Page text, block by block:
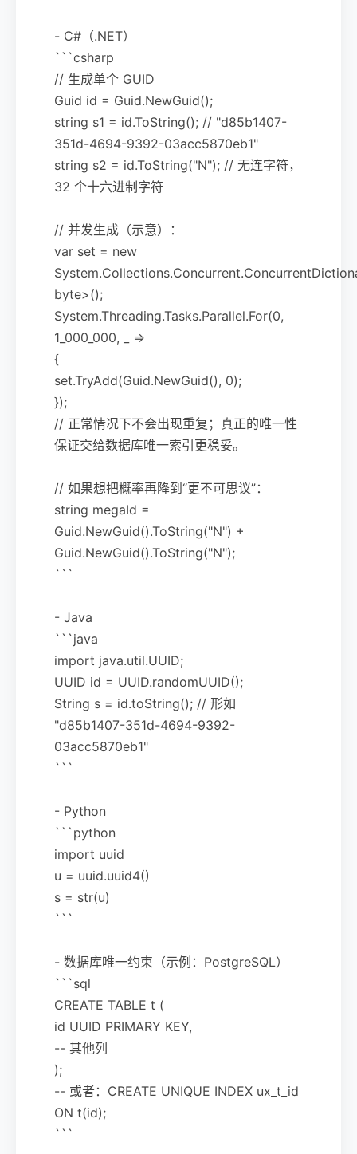
- C#（.NET）
```csharp
// 生成单个 GUID
Guid id = Guid.NewGuid();
string s1 = id.ToString(); // "d85b1407-
351d-4694-9392-03acc5870eb1"
string s2 = id.ToString("N"); // 无连字符，
32 个十六进制字符
// 并发生成（示意）：
var set = new
byte>();
System.Threading.Tasks.Parallel.For(0,
1_000_000, _ =>
{
set.TryAdd(Guid.NewGuid(), 0);
});
// 正常情况下不会出现重复；真正的唯一性
保证交给数据库唯一索引更稳妥。
// 如果想把概率再降到“更不可思议”：
string megaId =
Guid.NewGuid().ToString("N") +
Guid.NewGuid().ToString("N");
```
- Java
```java
import java.util.UUID;
UUID id = UUID.randomUUID();
String s = id.toString(); // 形如
"d85b1407-351d-4694-9392-
03acc5870eb1"
```
- Python
```python
import uuid
u = uuid.uuid4()
s = str(u)
```
- 数据库唯一约束（示例：PostgreSQL）
```sql
CREATE TABLE t (
id UUID PRIMARY KEY,
-- 其他列
);
-- 或者：CREATE UNIQUE INDEX ux_t_id
ON t(id);
```